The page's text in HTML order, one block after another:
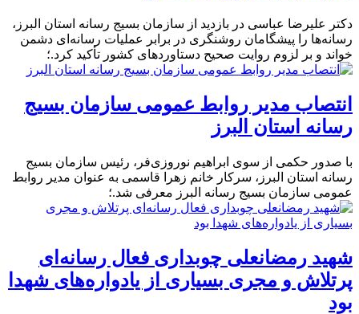
دکتر علیرضا عباسی در بازدید از سازمان بسیج رسانه استان البرز،
رسانه‌ها را پیشگامان روشنگری در برابر عملیات رسانه‌ای دشمن
خواند و بر لزوم روایت صحیح دستاوردهای کشور تأکید کرد.؛
انتصاب مدیر روابط عمومی سازمان بسیج
رسانه استان البرز
با صدور حکمی از سوی ابراهیم نوروزی‌فر، رئیس سازمان بسیج
رسانه استان البرز، سرکار خانم زهرا قاسمی به عنوان مدیر روابط
عمومی سازمان بسیج رسانه البرز معرفی شد.؛
شهید رمضانعلی چوبداری فعال رسانه‌ای
پرتلاش و مجری بسیاری از یادواره‌های شهدا
بود